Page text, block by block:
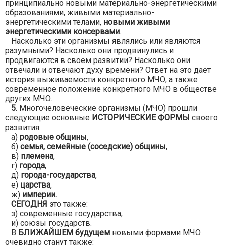
принципиально новыми материально-энергетическими
образованиями, живыми материально-
энергетическими телами, новыми живыми
энергетическими консервами.
Насколько эти организмы являлись или являются
разумными? Насколько они продвинулись и
продвигаются в своём развитии? Насколько они
отвечали и отвечают духу времени? Ответ на это даёт
история выживаемости конкретного МЧО, а также
современное положение конкретного МЧО в обществе
других МЧО.
5. Многочеловеческие организмы (МЧО) прошли
следующие основные ИСТОРИЧЕСКИЕ ФОРМЫ своего
развития:
а) родовые общины,
б) семья, семейные (соседские) общины,
в) племена,
г) города,
д) города-государства,
е) царства,
ж) империи.
СЕГОДНЯ это также:
з) современные государства,
и) союзы государств.
В БЛИЖАЙШЕМ будущем новыми формами МЧО
очевидно станут также: